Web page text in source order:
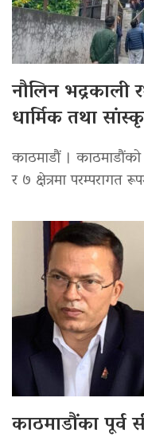
नौलिन भद्रकाली
धार्मिक तथा
काठमाडौं ।
र ७ क्षेत्रमा परम्परागत
काठमाडौंका पूर्व